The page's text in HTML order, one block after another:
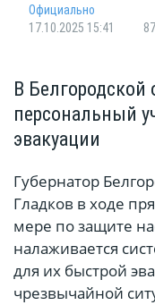
Официально
17.10.2025 15:41
В Белгородской
персональный
эвакуации
Губернатор
Гладков в ходе
мере по защите
налаживается
для их быстрой
чрезвычайной